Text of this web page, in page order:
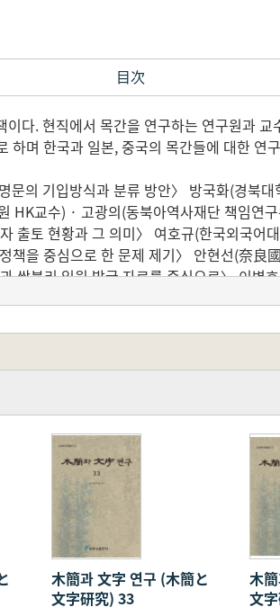
目次
다. 현직에서 목간을 연구하는 연구원과
하며 한국과 일본, 중국의 목간들에 대한 연
문의 기입방식과 분류 방안〉 방국화(경북
HK교수) · 고광의(동북아역사재단 책임연
출토 현황과 그 의미〉 여호규(한국외국어
책을 중심으로 한 문제 제기〉 안현선(奈
쌍북리 일원 발굴 자료를 중심으로〉 이병
의 비교〉 박지현(경북대학교 사범대학 역
연구 - ‘윤문효공신도비’ · ‘안침신도비’를
몇 가지 문제 - 근년 출토된 일본 목간을 단
간 연구의 현주소를 보여주고 있다.
木簡과 文字 연구 (木簡と
文字研究) 33
木
文